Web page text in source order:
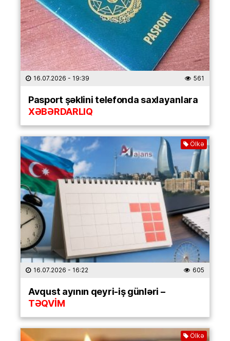
16.07.2026 - 19:39 561
Pasport şəklini telefonda saxlayanlara
XƏBƏRDARLIQ
Ölkə
16.07.2026 - 16:22 605
Avqust ayının qeyri-iş günləri –
TƏQVİM
Ölkə